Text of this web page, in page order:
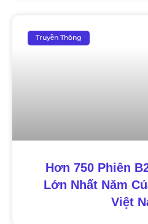
Truyền Thông
Hơn 750 Phiên
Lớn Nhất Năm
Việt